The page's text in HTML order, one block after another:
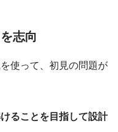
志向
使って、初見の問題が
ることを目指して設計